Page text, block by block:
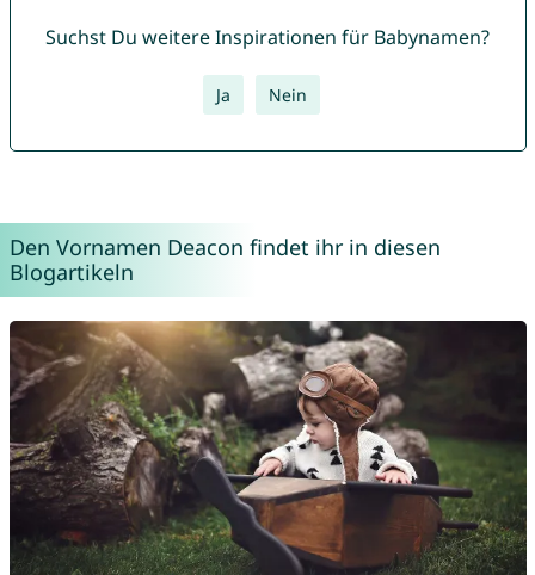
Suchst Du weitere Inspirationen für Babynamen?
Ja Nein
Den Vornamen Deacon findet ihr in diesen
Blogartikeln